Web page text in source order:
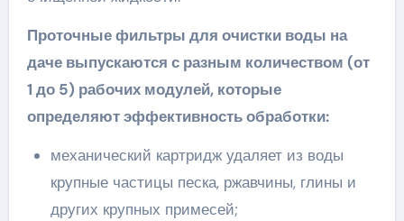
Проточные фильтры для очистки воды на
даче выпускаются с разным количеством (от
1 до 5) рабочих модулей, которые
определяют эффективность обработки:
механический картридж удаляет из воды
крупные частицы песка, ржавчины, глины и
других крупных примесей;